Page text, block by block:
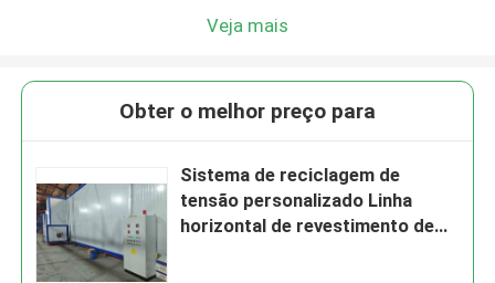
Veja mais
Obter o melhor preço para
Sistema de reciclagem de
tensão personalizado Linha
horizontal de revestimento de